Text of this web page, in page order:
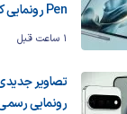
Pen رونمایی کرد
1 ساعت قبل
رونمایی